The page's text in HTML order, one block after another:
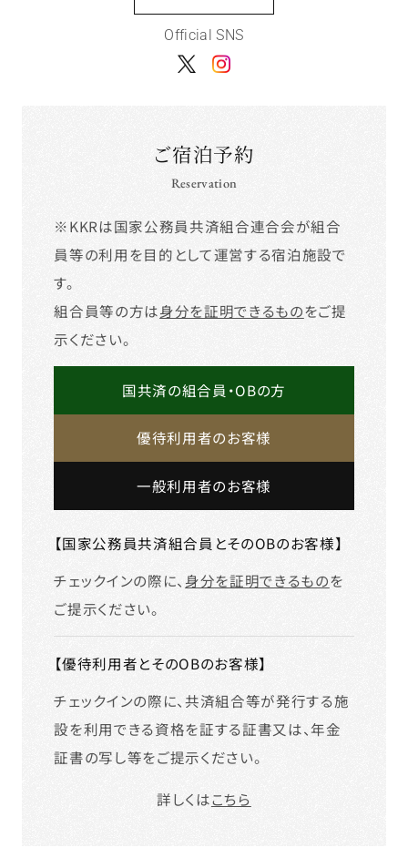
Official SNS
ご宿泊予約
Reservation
※KKRは国家公務員共済組合連合会が組合
員等の利用を目的として運営する宿泊施設で
す。
組合員等の方は身分を証明できるものをご提
示ください。
国共済の組合員・OBの方
優待利用者のお客様
一般利用者のお客様
【国家公務員共済組合員とそのOBのお客様】
チェックインの際に、身分を証明できるものを
ご提示ください。
【優待利用者とそのOBのお客様】
チェックインの際に、共済組合等が発行する施
設を利用できる資格を証する証書又は、年金
証書の写し等をご提示ください。
詳しくはこちら